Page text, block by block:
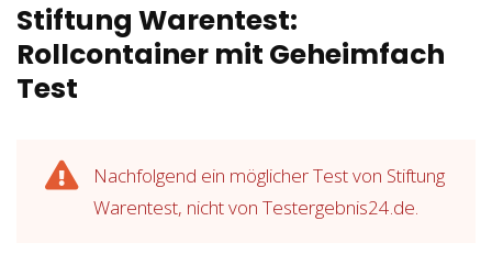
Stiftung Warentest:
Rollcontainer mit Geheimfach
Test
Nachfolgend ein möglicher Test von Stiftung
Warentest, nicht von Testergebnis24.de.